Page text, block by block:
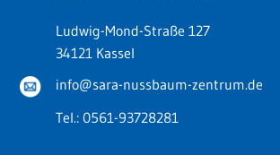
Ludwig-Mond-Straße 127
34121 Kassel
info@sara-nussbaum-zentrum.de
Tel.: 0561-93728281